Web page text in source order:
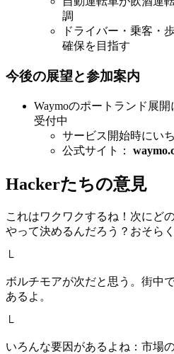
調
ドライバー・乗客・
確保を目指す
今後の展望と参加案内
Waymoのポートランド展開
受付中
サービス開始時にい
公式サイト：
Hackerたちの意見
これはワクワクするね！次にど
やって決めるんだろう？おそら
└
ボルチモアが次だと思う。街中
あるよ。
└
いろんな要因があるよね：市場